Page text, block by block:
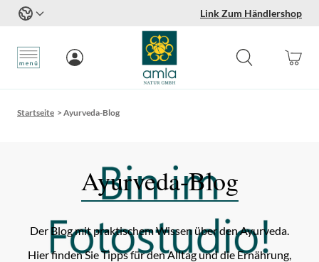
Link Zum Händlershop
Startseite > Ayurveda-Blog
Ayurveda-Blog
Der Blog mit praktischem Wissen über den Ayurveda.
Hier finden Sie Tipps für den Alltag und die Ernährung,